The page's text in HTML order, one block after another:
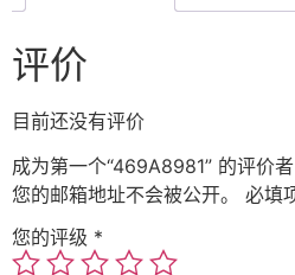
评价
目前还没有评价
成为第一个“469A8981” 的评价者
您的邮箱地址不会被公开。
必填
您的评级 *